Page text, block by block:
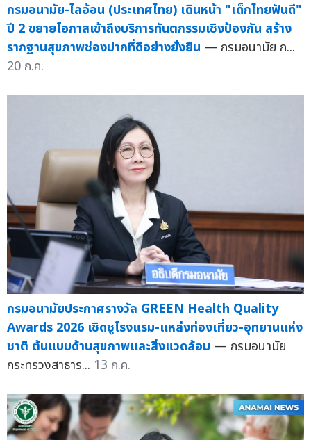
กรมอนามัย-ไลอ้อน (ประเทศไทย) เดินหน้า "เด็กไทยฟันดี"
ปี 2 ขยายโอกาสเข้าถึงบริการทันตกรรมเชิงป้องกัน สร้าง
รากฐานสุขภาพช่องปากที่ดีอย่างยั่งยืน — กรมอนามัย ก...
20 ก.ค.
กรมอนามัยประกาศรางวัล GREEN Health Quality
Awards 2026 เชิดชูโรงแรม-แหล่งท่องเที่ยว-อุทยานแห่ง
ชาติ ต้นแบบด้านสุขภาพและสิ่งแวดล้อม — กรมอนามัย
กระทรวงสาธาร... 13 ก.ค.